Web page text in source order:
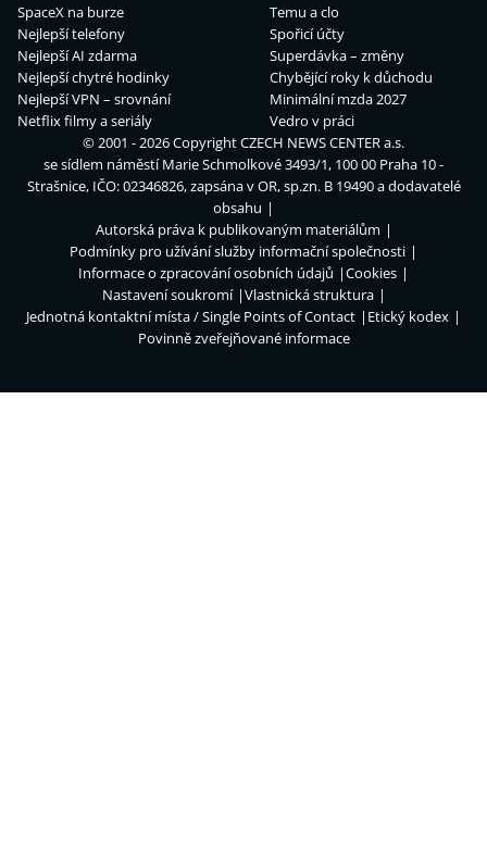
SpaceX na burze
Nejlepší telefony
Nejlepší AI zdarma
Nejlepší chytré hodinky
Nejlepší VPN – srovnání
Netflix filmy a seriály
Temu a clo
Spořicí účty
Superdávka – změny
Chybějící roky k důchodu
Minimální mzda 2027
Vedro v práci
© 2001 - 2026 CopyrightCZECH NEWS CENTER a.s.
se sídlem náměstí Marie Schmolkové 3493/1, 100 00 Praha 10 -
Strašnice, IČO: 02346826, zapsána v OR, sp.zn. B 19490 a dodavatelé
obsahu
Autorská práva k publikovaným materiálům
Podmínky pro užívání služby informační společnosti
Informace o zpracování osobních údajů
Cookies
Nastavení soukromí
Vlastnická struktura
Jednotná kontaktní místa / Single Points of Contact
Etický kodex
Povinně zveřejňované informace